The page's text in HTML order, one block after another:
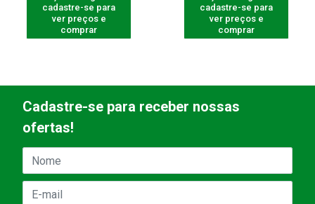
cadastre-se para
ver preços e
comprar
cadastre-se para
ver preços e
comprar
Cadastre-se para receber nossas
ofertas!